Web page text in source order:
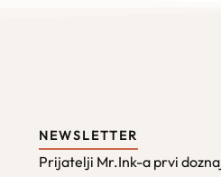
NEWSLETTER
Prijatelji Mr.Ink-a prvi